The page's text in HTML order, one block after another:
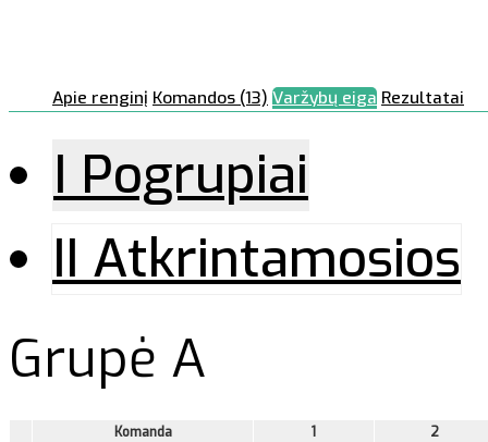
Apie renginį Komandos (13) Varžybų eiga Rezultatai
I Pogrupiai
II Atkrintamosios
Grupė A
Komanda 1 2